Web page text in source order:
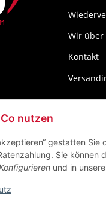
nutzen
gestatten
Sie
und in
Wir über
Kontakt
Versand